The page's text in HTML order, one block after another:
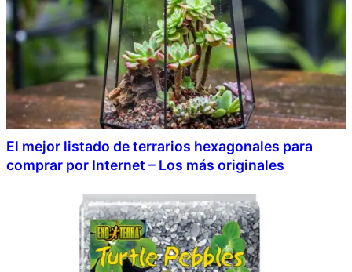
El mejor listado de terrarios hexagonales para
comprar por Internet – Los más originales